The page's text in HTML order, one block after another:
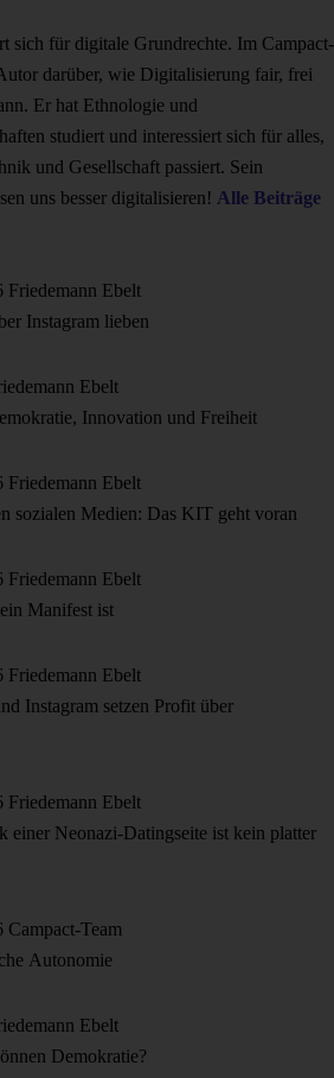
sich für digitale Grundrechte. Im Campact-
darüber, wie Digitalisierung fair, frei
Er hat Ethnologie und
studiert und interessiert sich für alles,
und Gesellschaft passiert. Sein
uns besser digitalisieren! Alle Beiträge
Friedemann Ebelt
Instagram lieben
Ebelt
Innovation und Freiheit
Friedemann Ebelt
sozialen Medien: Das KIT geht voran
Friedemann Ebelt
Manifest ist
Friedemann Ebelt
Instagram setzen Profit über
Friedemann Ebelt
einer Neonazi-Datingseite ist kein platter
Campact-Team
Autonomie
Ebelt
Demokratie?